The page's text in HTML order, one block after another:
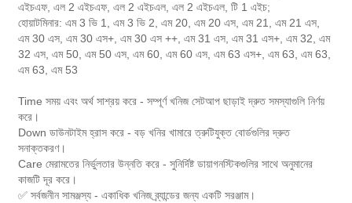
এইচএফ, এল 2 এইচএফ, এল 2 এইচএল, এল 2 এইচএল, টি 1 এইচ;
হোয়াটমিনার: এম 3 ভি 1, এম 3 ভি 2, এম 20, এম 20 এস, এম 21, এম 21 এস,
এম 30 এস, এম 30 এস+, এম 30 এস ++, এম 31 এস, এম 31 এস+, এম 32, এম
32 এস, এম 50, এম 50 এস, এম 60, এম 60 এস, এম 63 এস+, এম 63, এম 63,
এম 63, এম 53
Time সময় এবং অর্থ সাশ্রয় করে - সম্পূর্ণ খনিজ সেটআপ ছাড়াই দ্রুত সমস্যাগুলি নির্ণয়
করে।
Down ডাউনটাইম হ্রাস করে - বড় খনির খামারে ত্রুটিযুক্ত বোর্ডগুলির দ্রুত
সনাক্তকরণ।
Care মেরামতের নির্ভুলতার উন্নতি করে - সুনির্দিষ্ট ডায়াগনস্টিকগুলির সাথে অনুমানের
কাজটি দূর করে।
✅ সর্বজনীন সামঞ্জস্য - একাধিক খনিজ ব্র্যান্ডের জন্য একটি সরঞ্জাম।